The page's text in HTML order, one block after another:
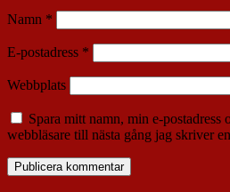
Namn *
E-postadress *
Webbplats
Spara mitt namn, min e-postadress
webbläsare till nästa gång jag skriver